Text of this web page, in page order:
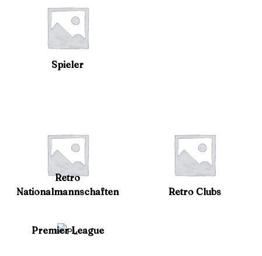
Spieler
Retro
Nationalmannschaften
Retro Clubs
Premier League